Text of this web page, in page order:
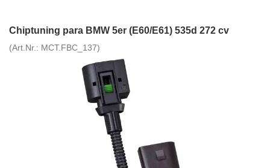
Chiptuning para BMW 5er (E60/E61) 535d 272 cv
(Art.Nr.: MCT.FBC_137)